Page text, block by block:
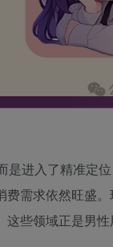
进入了精准定
需求依然旺盛
些领域正是男性